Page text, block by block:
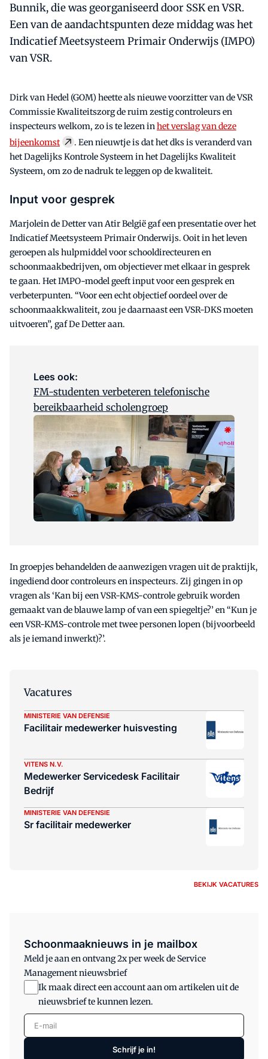
Bunnik, die was georganiseerd door SSK en VSR.
Een van de aandachtspunten deze middag was het
Indicatief Meetsysteem Primair Onderwijs (IMPO)
van VSR.
Dirk van Hedel (GOM) heette als nieuwe voorzitter van de VSR
Commissie Kwaliteitszorg de ruim zestig controleurs en
inspecteurs welkom, zo is te lezen in het verslag van deze
bijeenkomst
. Een nieuwtje is dat het dks is veranderd van
het Dagelijks Kontrole Systeem in het Dagelijks Kwaliteit
Systeem, om zo de nadruk te leggen op de kwaliteit.
Input voor gesprek
Marjolein de Detter van Atir België gaf een presentatie over het
Indicatief Meetsysteem Primair Onderwijs. Ooit in het leven
geroepen als hulpmiddel voor schooldirecteuren en
schoonmaakbedrijven, om objectiever met elkaar in gesprek
te gaan. Het IMPO-model geeft input voor een gesprek en
verbeterpunten. “Voor een echt objectief oordeel over de
schoonmaakkwaliteit, zou je daarnaast een VSR-DKS moeten
uitvoeren”, gaf De Detter aan.
Lees ook:
FM-studenten verbeteren telefonische
bereikbaarheid scholengroep
In groepjes behandelden de aanwezigen vragen uit de praktijk,
ingediend door controleurs en inspecteurs. Zij gingen in op
vragen als ‘Kan bij een VSR-KMS-controle gebruik worden
gemaakt van de blauwe lamp of van een spiegeltje?’ en “Kun je
een VSR-KMS-controle met twee personen lopen (bijvoorbeeld
als je iemand inwerkt)?’.
Vacatures
MINISTERIE VAN DEFENSIE
Facilitair medewerker huisvesting
VITENS N.V.
Medewerker Servicedesk Facilitair
Bedrijf
MINISTERIE VAN DEFENSIE
Sr facilitair medewerker
BEKIJK VACATURES
Schoonmaaknieuws in je mailbox
Meld je aan en ontvang 2x per week de Service
Management nieuwsbrief
Ik maak direct een account aan om artikelen uit de
nieuwsbrief te kunnen lezen.
E-mail
Schrijf je in!